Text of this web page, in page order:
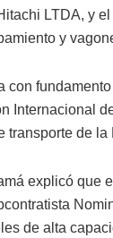
LTDA, y
y
con
Internacional
transporte de la
explicó que
de alta